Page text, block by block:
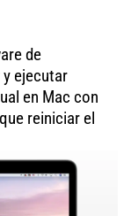
de
ejecutar
en Mac con
reiniciar el